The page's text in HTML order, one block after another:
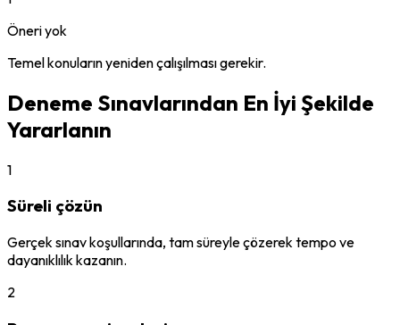
Öneri yok
Temel konuların yeniden çalışılması gerekir.
Deneme Sınavlarından En İyi Şekilde
Yararlanın
1
Süreli çözün
Gerçek sınav koşullarında, tam süreyle çözerek tempo ve
dayanıklılık kazanın.
2